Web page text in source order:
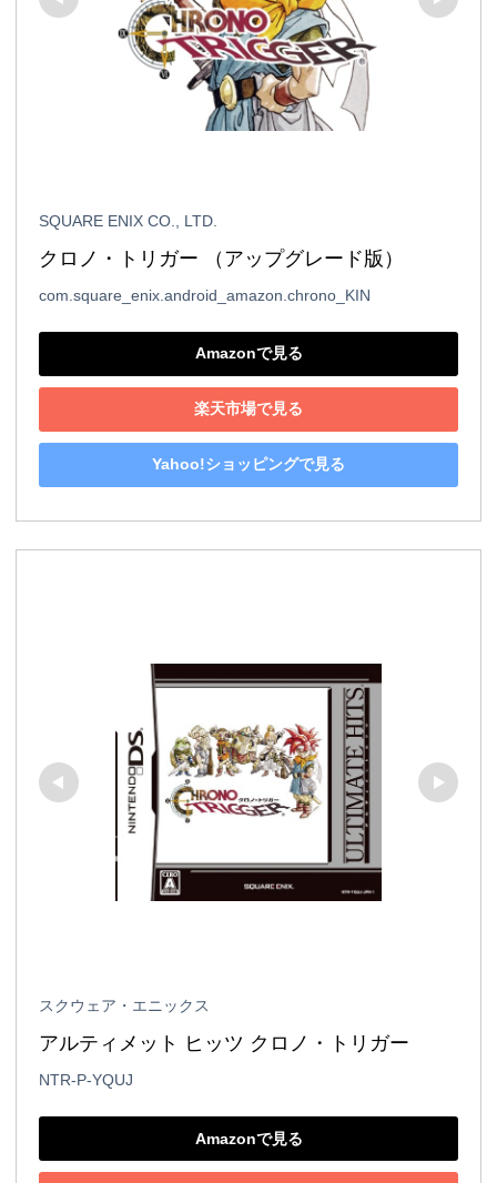
SQUARE ENIX CO., LTD.
クロノ・トリガー （アップグレード版）
com.square_enix.android_amazon.chrono_KIN
Amazonで見る
楽天市場で見る
Yahoo!ショッピングで見る
スクウェア・エニックス
アルティメット ヒッツ クロノ・トリガー
NTR-P-YQUJ
Amazonで見る